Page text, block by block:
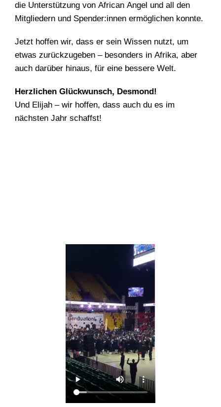
die Unterstützung von African Angel und all den
Mitgliedern und Spender:innen ermöglichen konnte.
Jetzt hoffen wir, dass er sein Wissen nutzt, um
etwas zurückzugeben – besonders in Afrika, aber
auch darüber hinaus, für eine bessere Welt.
Herzlichen Glückwunsch, Desmond!
Und Elijah – wir hoffen, dass auch du es im
nächsten Jahr schaffst!